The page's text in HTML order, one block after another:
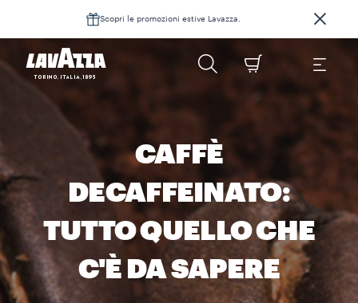
Scopri le promozioni estive Lavazza.
CAFFÈ
DECAFFEINATO:
TUTTO QUELLO CHE
C'È DA SAPERE